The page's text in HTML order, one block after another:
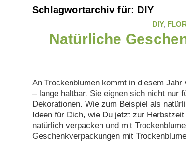
Schlagwortarchiv für: DIY
DIY,
Natürliche
An Trockenblumen kommt in diesem
– lange haltbar. Sie eignen sich nicht nur
Dekorationen. Wie zum Beispiel als
Ideen für Dich, wie Du jetzt zur
natürlich verpacken und mit
Geschenkverpackungen mit